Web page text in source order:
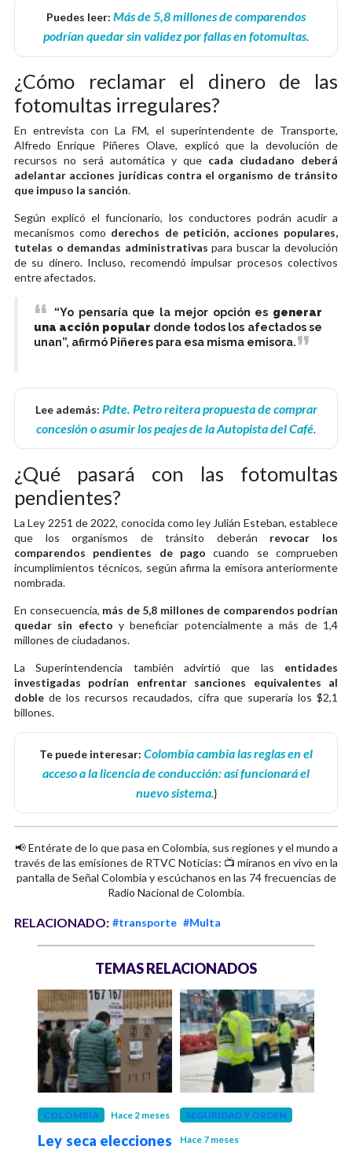
Puedes leer: Más de 5,8 millones de comparendos
podrían quedar sin validez por fallas en fotomultas.
¿Cómo reclamar el dinero de las
fotomultas irregulares?
En entrevista con La FM, el superintendente de Transporte,
Alfredo Enrique Piñeres Olave, explicó que la devolución de
recursos no será automática y que cada ciudadano deberá
adelantar acciones jurídicas contra el organismo de tránsito
que impuso la sanción.
Según explicó el funcionario, los conductores podrán acudir a
mecanismos como derechos de petición, acciones populares,
tutelas o demandas administrativas para buscar la devolución
de su dinero. Incluso, recomendó impulsar procesos colectivos
entre afectados.
“Yo pensaría que la mejor opción es generar
una acción popular donde todos los afectados se
unan”, afirmó Piñeres para esa misma emisora.
Lee además: Pdte. Petro reitera propuesta de comprar
concesión o asumir los peajes de la Autopista del Café.
¿Qué pasará con las fotomultas
pendientes?
La Ley 2251 de 2022, conocida como ley Julián Esteban, establece
que los organismos de tránsito deberán revocar los
comparendos pendientes de pago cuando se comprueben
incumplimientos técnicos, según afirma la emisora anteriormente
nombrada.
En consecuencia, más de 5,8 millones de comparendos podrían
quedar sin efecto y beneficiar potencialmente a más de 1,4
millones de ciudadanos.
La Superintendencia también advirtió que las entidades
investigadas podrían enfrentar sanciones equivalentes al
doblede los recursos recaudados, cifra que superaría los $2,1
billones.
Te puede interesar: Colombia cambia las reglas en el
acceso a la licencia de conducción: así funcionará el
nuevo sistema.}
📢 Entérate de lo que pasa en Colombia, sus regiones y el mundo a
través de las emisiones de RTVC Noticias: 📺 míranos en vivo en la
pantalla de Señal Colombia y escúchanos en las 74 frecuencias de
Radio Nacional de Colombia.
RELACIONADO: #transporte #Multa
TEMAS RELACIONADOS
COLOMBIA Hace 2 meses
Ley seca elecciones
SEGURIDAD Y ORDEN
Hace 7 meses